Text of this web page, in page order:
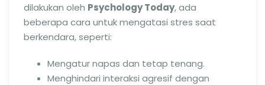
dilakukan oleh Psychology Today, ada
beberapa cara untuk mengatasi stres saat
berkendara, seperti:
Mengatur napas dan tetap tenang.
Menghindari interaksi agresif dengan